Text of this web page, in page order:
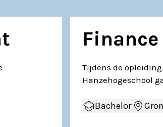
Tijdens de
Hanzehogeschool
Bachelor